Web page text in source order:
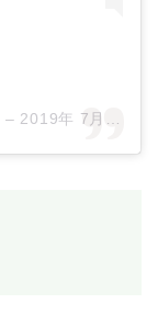
– 2019年 7月月23日午後8時51分PDT